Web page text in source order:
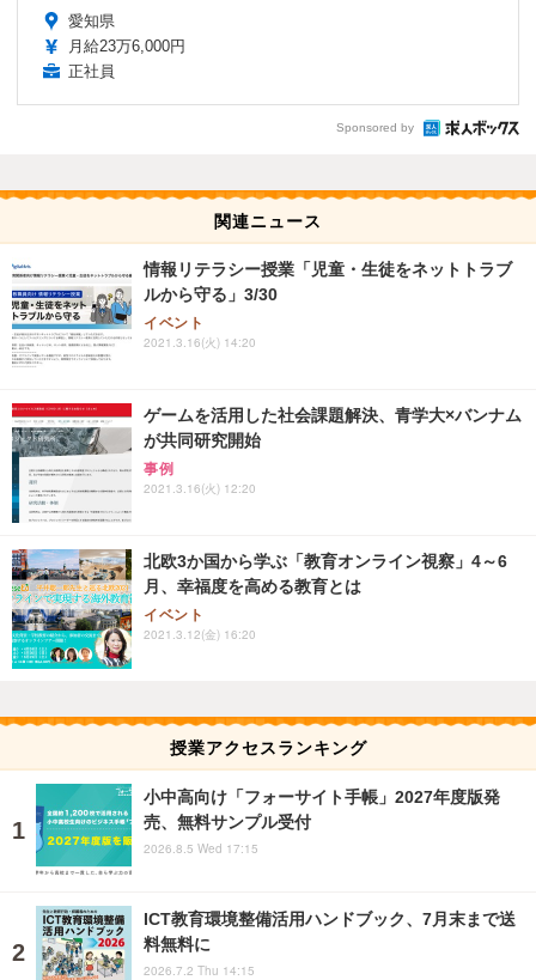
愛知県
月給23万6,000円
正社員
Sponsored by
関連ニュース
情報リテラシー授業「児童・生徒をネットトラブ
ルから守る」3/30
イベント
2021.3.16(火) 14:20
ゲームを活用した社会課題解決、青学大×バンナム
が共同研究開始
事例
2021.3.16(火) 12:20
北欧3か国から学ぶ「教育オンライン視察」4～6
月、幸福度を高める教育とは
イベント
2021.3.12(金) 16:20
授業アクセスランキング
小中高向け「フォーサイト手帳」2027年度版発
売、無料サンプル受付
2026.8.5 Wed 17:15
ICT教育環境整備活用ハンドブック、7月末まで送
料無料に
2026.7.2 Thu 14:15